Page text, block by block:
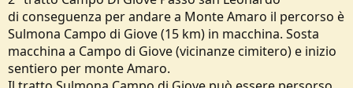
di conseguenza per andare a Monte Amaro il percorso è
Sulmona Campo di Giove (15 km) in macchina. Sosta
macchina a Campo di Giove (vicinanze cimitero) e inizio
sentiero per monte Amaro.